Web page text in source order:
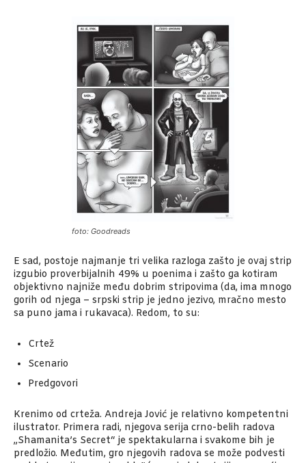
foto: Goodreads
E sad, postoje najmanje tri velika razloga zašto je ovaj strip
izgubio proverbijalnih 49% u poenima i zašto ga kotiram
objektivno najniže među dobrim stripovima (da, ima mnogo
gorih od njega – srpski strip je jedno jezivo, mračno mesto
sa puno jama i rukavaca). Redom, to su:
Crtež
Scenario
Predgovori
Krenimo od crteža. Andreja Jović je relativno kompetentni
ilustrator. Primera radi, njegova serija crno-belih radova
„Shamanita’s Secret“ je spektakularna i svakome bih je
predložio. Međutim, gro njegovih radova se može podvesti